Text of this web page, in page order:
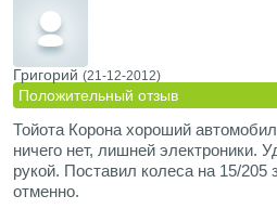
Григорий (21-12-2012)
Положительный отзыв
Тойота Корона хороший
ничего нет, лишней электроники.
рукой. Поставил колеса на 15/205
отменно.